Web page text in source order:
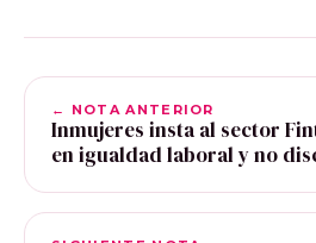
← NOTA ANTERIOR
Inmujeres insta al sector
en igualdad laboral y no